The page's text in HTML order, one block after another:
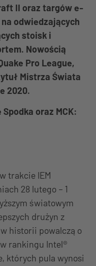
II oraz targów e-
odwiedzających
stoisk i
Nowością
Pro League,
Mistrza Świata
2020.
oraz MCK:
trakcie IEM
28 lutego – 1
światowym
drużyn z
historii powalczą o
rankingu Intel®
których pula wynosi